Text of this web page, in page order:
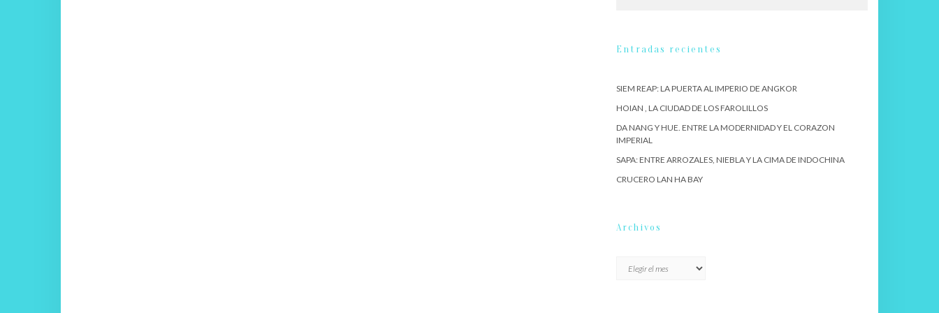
Entradas recientes
SIEM REAP: LA PUERTA AL IMPERIO DE ANGKOR
HOIAN , LA CIUDAD DE LOS FAROLILLOS
DA NANG Y HUE. ENTRE LA MODERNIDAD Y EL CORAZON
IMPERIAL
SAPA: ENTRE ARROZALES, NIEBLA Y LA CIMA DE INDOCHINA
CRUCERO LAN HA BAY
Archivos